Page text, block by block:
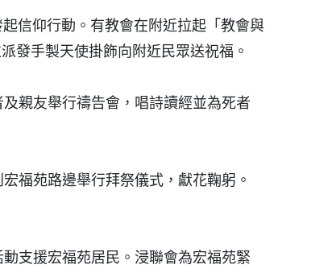
信仰行動。有教會在附近拉起「教會與
發手製天使掛飾向附近民眾送祝福。
親友舉行禱告會，唱詩讀經並為死者
福苑路邊舉行拜祭儀式，獻花鞠躬。
支援宏福苑居民。浸聯會為宏福苑緊